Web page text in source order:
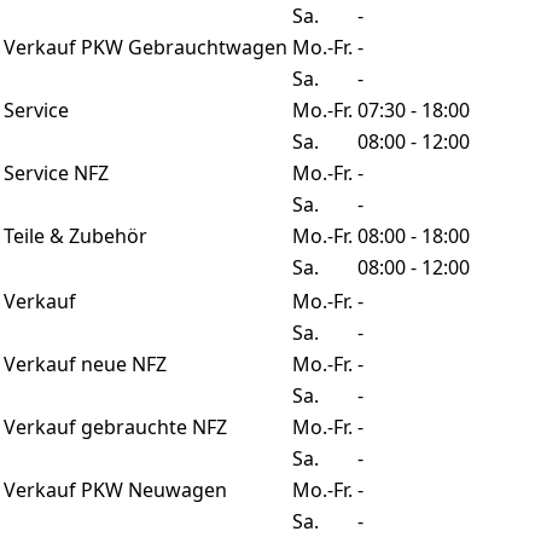
Sa.
-
Verkauf PKW Gebrauchtwagen Mo.-Fr. -
Sa.
-
Service
Mo.-Fr. 07:30 - 18:00
Sa.
08:00 - 12:00
Service NFZ
Mo.-Fr. -
Sa.
-
Teile & Zubehör
Mo.-Fr. 08:00 - 18:00
Sa.
08:00 - 12:00
Verkauf
Mo.-Fr. -
Sa.
-
Verkauf neue NFZ
Mo.-Fr. -
Sa.
-
Verkauf gebrauchte NFZ
Mo.-Fr. -
Sa.
-
Verkauf PKW Neuwagen
Mo.-Fr. -
Sa.
-